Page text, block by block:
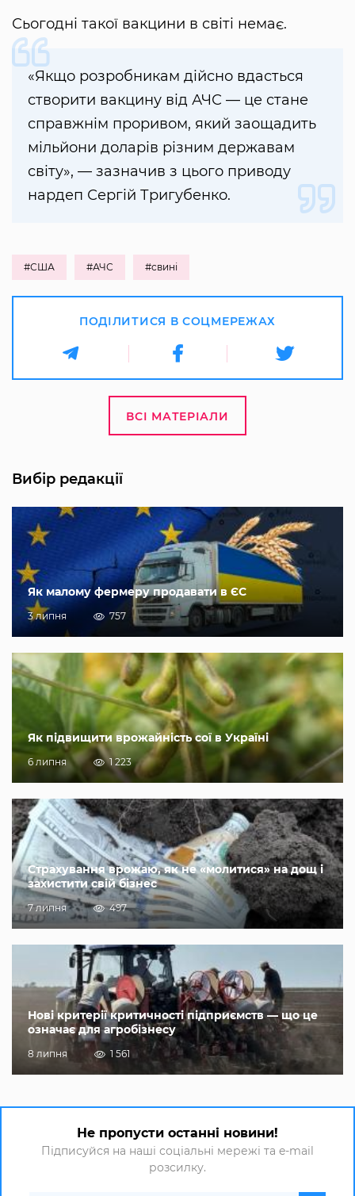
Сьогодні такої вакцини в світі немає.
«Якщо розробникам дійсно вдасться
створити вакцину від АЧС — це стане
справжнім проривом, який заощадить
мільйони доларів різним державам
світу», — зазначив з цього приводу
нардеп Сергій Тригубенко.
#США #АЧС #свині
ПОДІЛИТИСЯ В СОЦМЕРЕЖАХ
ВСІ МАТЕРІАЛИ
Вибір редакції
Як малому фермеру продавати в ЄС
3 липня 757
Як підвищити врожайність сої в Україні
6 липня 1 223
Страхування врожаю, як не «молитися» на дощ і
захистити свій бізнес
7 липня 497
Нові критерії критичності підприємств — що це
означає для агробізнесу
8 липня 1 561
Не пропусти останні новини!
Підписуйся на наші соціальні мережі та e-mail
розсилку.